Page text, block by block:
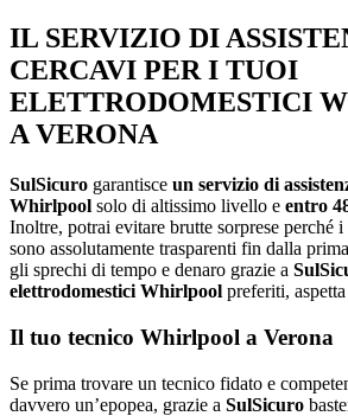
IL SERVIZIO DI
CERCAVI PER I TUOI
ELETTRODOMESTICI
A VERONA
SulSicuro garantisce un servizio di
Whirlpool solo di altissimo livello e entro
Inoltre, potrai evitare brutte sorprese perché
sono assolutamente trasparenti fin dalla
gli sprechi di tempo e denaro grazie a
elettrodomestici Whirlpool preferiti,
Il tuo tecnico Whirlpool a Verona
Se prima trovare un tecnico fidato e
davvero un’epopea, grazie a SulSicuro